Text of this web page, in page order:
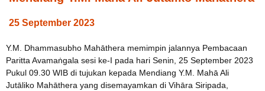
25 September 2023
Y.M. Dhammasubho Mahāthera memimpin jalannya Pembacaan
Paritta Avamaṅgala sesi ke-I pada hari Senin, 25 September 2023
Pukul 09.30 WIB di tujukan kepada Mendiang Y.M. Mahā Ali
Jutāliko Mahāthera yang disemayamkan di Vihāra Siripada,